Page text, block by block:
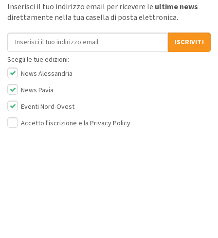
Inserisci il tuo indirizzo email per ricevere le ultime news
direttamente nella tua casella di posta elettronica.
Indirizzo email
ISCRIVITI
Scegli le tue edizioni:
News Alessandria
News Pavia
Eventi Nord-Ovest
Accetto l'iscrizione e la Privacy Policy